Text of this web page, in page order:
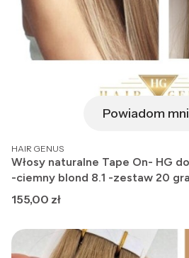
Powiadom
PRODUCENT
HAIR GENUS
Włosy naturalne Tape On- HG do metody kanapkowej
Cena
155,00 zł